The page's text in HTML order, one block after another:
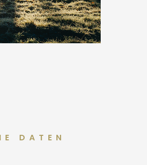
DATEN